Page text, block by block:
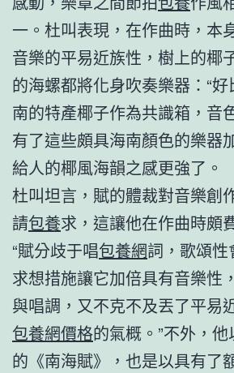
一。杜叫表現，在作曲時，本
音樂的平易近族性，樹上的椰
的海螺都將化身吹奏樂器：“
南的特產椰子作為共識箱，音
有了這些頗具海南顏色的樂器
給人的椰風海韻之感更強了。
杜叫坦言，賦的體裁對音樂創
請包養求，這讓他在作曲時頗
“賦分歧于唱包養網詞，歌頌
求想措施讓它加倍具有音樂性
與唱調，又不克不及丟了平易
包養網價格的氣概。”不外，
的《南海賦》，也是以具有了